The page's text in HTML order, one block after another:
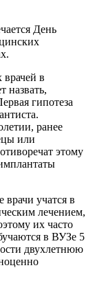
День
в
назвать,
гипотеза
ранее
или
этому
врачи учатся в
лечением,
их часто
в ВУЗе 5
двухлетнюю